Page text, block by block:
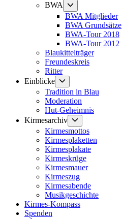
BWA
Untermenü
anzeigen
BWA Mitglieder
BWA Grundsätze
BWA-Tour 2018
BWA-Tour 2012
Blaukittelträger
Freundeskreis
Ritter
Einblicke
anzeigen
Tradition in Blau
Moderation
Hut-Geheimnis
Kirmesarchiv
anzeigen
Kirmesmottos
Kirmesplaketten
Kirmesplakate
Kirmeskrüge
Kirmesmauer
Kirmeszug
Kirmesabende
Musikgeschichte
Kirmes-Kompass
Spenden